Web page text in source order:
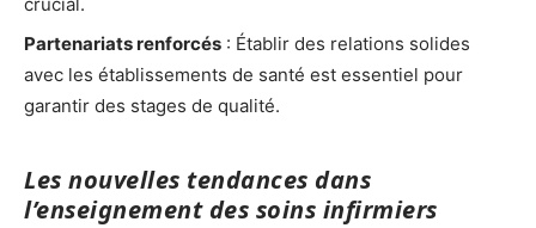
Partenariats renforcés : Établir des relations solides
avec les établissements de santé est essentiel pour
garantir des stages de qualité.
Les nouvelles tendances dans
l’enseignement des soins infirmiers